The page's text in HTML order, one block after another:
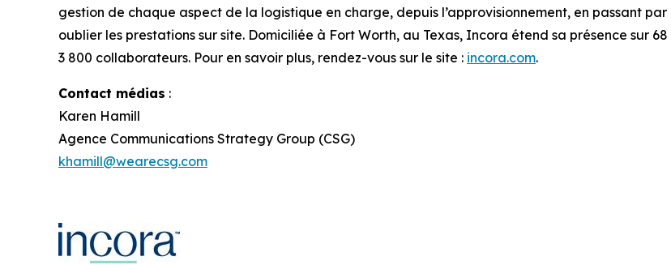
gestion de chaque aspect de la logistique en charge, depuis l’approvisionnement, en passant
oublier les prestations sur site. Domiciliée à Fort Worth, au Texas, Incora étend sa présence sur
3 800 collaborateurs. Pour en savoir plus, rendez-vous sur le site : incora.com.
Contact médias :
Karen Hamill
Agence Communications Strategy Group (CSG)
khamill@wearecsg.com